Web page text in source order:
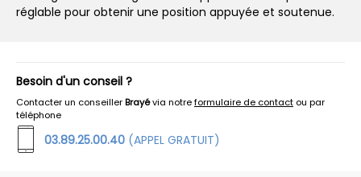
réglable pour obtenir une position appuyée et soutenue.
Besoin d'un conseil ?
Contacter un conseillerBrayévia notreformulaire de contact ou par
téléphone
03.89.25.00.40 (APPEL GRATUIT)